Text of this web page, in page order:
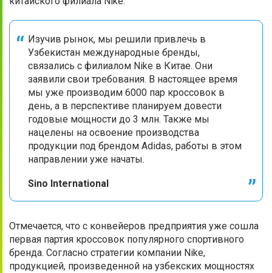
Изучив рынок, мы решили привлечь в
Узбекистан международные бренды,
связались с филиалом Nike в Китае. Они
заявили свои требования. В настоящее время
мы уже производим 6000 пар кроссовок в
день, а в перспективе планируем довести
годовые мощности до 3 млн. Также мы
нацелены на освоение производства
продукции под брендом Adidas, работы в этом
направлении уже начаты.
Sino International
Отмечается, что с конвейеров предприятия уже сошла
первая партия кроссовок популярного спортивного
бренда. Согласно стратегии компании Nike,
продукцией, произведенной на узбекских мощностях